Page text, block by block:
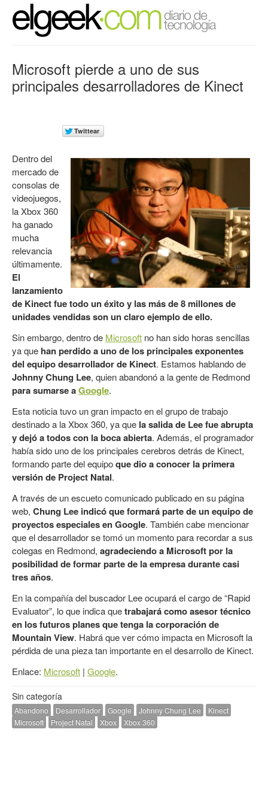
Microsoft pierde a uno de sus
principales desarrolladores de Kinect
Dentro del
mercado de
consolas de
videojuegos,
la Xbox 360
ha ganado
mucha
relevancia
últimamente.
El
lanzamiento
de Kinect fue todo un éxito y las más de 8 millones de
unidades vendidas son un claro ejemplo de ello.
Sin embargo, dentro de Microsoft no han sido horas sencillas
ya que han perdido a uno de los principales exponentes
del equipo desarrollador de Kinect. Estamos hablando de
Johnny Chung Lee, quien abandonó a la gente de Redmond
para sumarse aGoogle.
Esta noticia tuvo un gran impacto en el grupo de trabajo
destinado a la Xbox 360, ya que la salida de Lee fue abrupta
y dejó a todos con la boca abierta. Además, el programador
había sido uno de los principales cerebros detrás de Kinect,
formando parte del equipoque dio a conocer la primera
versión de Project Natal.
A través de un escueto comunicado publicado en su página
web, Chung Lee indicó que formará parte de un equipo de
proyectos especiales en Google. También cabe mencionar
que el desarrollador se tomó un momento para recordar a sus
colegas en Redmond, agradeciendo a Microsoft por la
posibilidad de formar parte de la empresa durante casi
tres años.
En la compañía del buscador Lee ocupará el cargo de “Rapid
Evaluator”, lo que indica quetrabajará como asesor técnico
en los futuros planes que tenga la corporación de
Mountain View. Habrá que ver cómo impacta en Microsoft la
pérdida de una pieza tan importante en el desarrollo de Kinect.
Enlace: Microsoft | Google.
Sin categoría
Abandono Desarrollador Google Johnny Chung Lee
Kinect
Microsoft
Project Natal Xbox Xbox 360